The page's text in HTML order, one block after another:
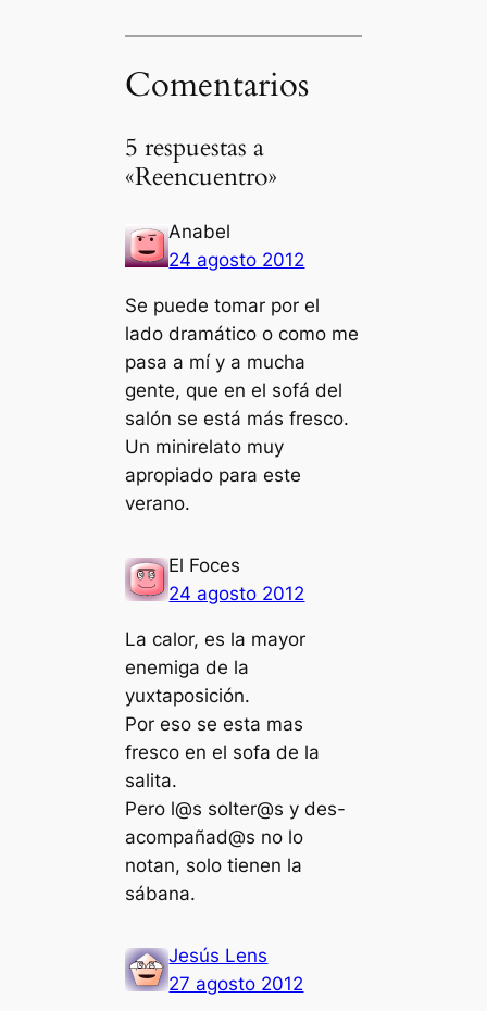
Comentarios
5 respuestas a
«Reencuentro»
Anabel
24 agosto 2012
Se puede tomar por el
lado dramático o como me
pasa a mí y a mucha
gente, que en el sofá del
salón se está más fresco.
Un minirelato muy
apropiado para este
verano.
El Foces
24 agosto 2012
La calor, es la mayor
enemiga de la
yuxtaposición.
Por eso se esta mas
fresco en el sofa de la
salita.
Pero l@s solter@s y des-
acompañad@s no lo
notan, solo tienen la
sábana.
Jesús Lens
27 agosto 2012